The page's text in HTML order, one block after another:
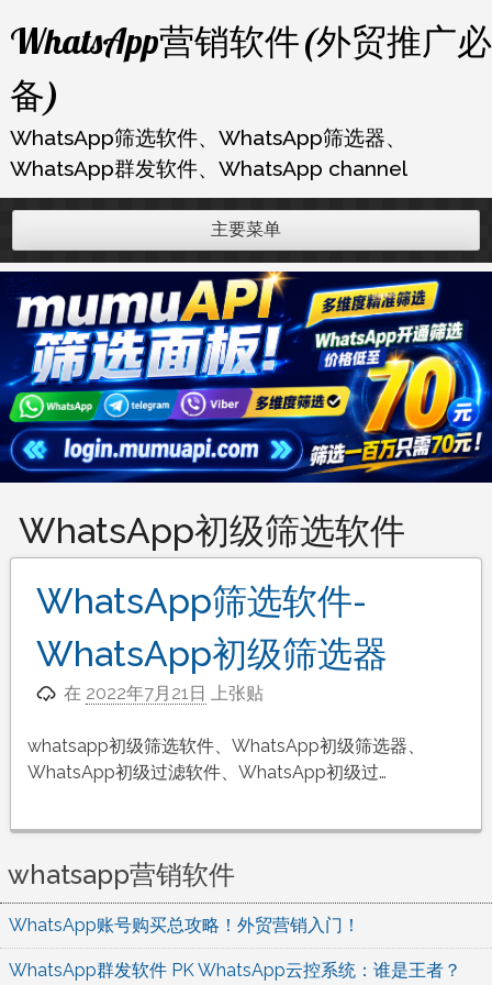
跳
容
WhatsApp营销软件(外贸推广必
备)
WhatsApp筛选软件、WhatsApp筛选器、
WhatsApp群发软件、WhatsApp channel
主要菜单
WhatsApp初级筛选软件
WhatsApp筛选软件-
WhatsApp初级筛选器
在 2022年7月21日 上张贴
whatsapp初级筛选软件、WhatsApp初级筛选器、
WhatsApp初级过滤软件、WhatsApp初级过…
whatsapp营销软件
WhatsApp账号购买总攻略！外贸营销入门！
WhatsApp群发软件 PK WhatsApp云控系统：谁是王者？